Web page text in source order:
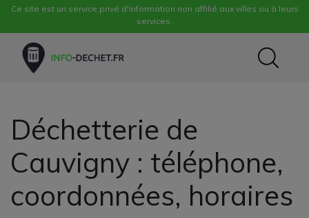
Ce site est un service privé d'information non affilié aux villes ou à leurs
services.
Déchetterie de
Cauvigny : téléphone,
coordonnées, horaires